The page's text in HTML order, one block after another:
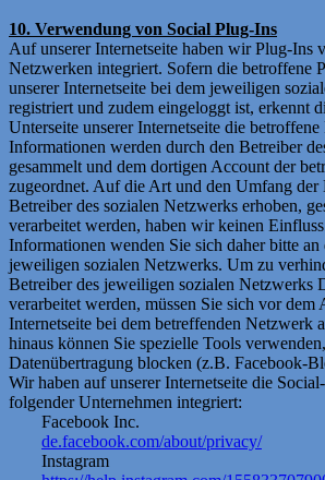
10. Verwendung von Social Plug-Ins
Auf unserer Internetseite haben wir Plug-Ins
Netzwerken integriert. Sofern die betroffene
unserer Internetseite bei dem jeweiligen
registriert und zudem eingeloggt ist, erkennt
Unterseite unserer Internetseite die
Informationen werden durch den Betreiber
gesammelt und dem dortigen Account der
zugeordnet. Auf die Art und den Umfang der
Betreiber des sozialen Netzwerks erhoben,
verarbeitet werden, haben wir keinen
Informationen wenden Sie sich daher bitte an
jeweiligen sozialen Netzwerks. Um zu
Betreiber des jeweiligen sozialen Netzwerks
verarbeitet werden, müssen Sie sich vor dem
Internetseite bei dem betreffenden Netzwerk
hinaus können Sie spezielle Tools
Datenübertragung blocken (z.B. Facebook-
Wir haben auf unserer Internetseite die
folgender Unternehmen integriert:
Facebook
de.facebook.com/about/privacy/